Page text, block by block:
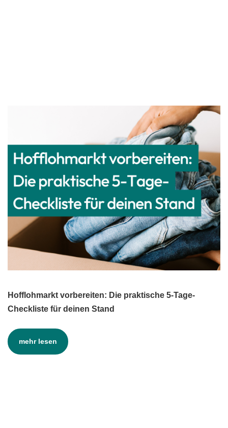
Hofflohmarkt vorbereiten: Die praktische 5-Tage-
Checkliste für deinen Stand
mehr lesen